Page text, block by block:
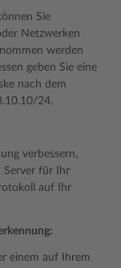
Sie
Netzwerken
werden
geben Sie eine
nach dem
24.
verbessern,
Server für Ihr
auf Ihr
einem auf Ihrem